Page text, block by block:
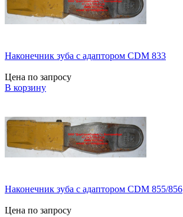
Наконечник зуба с адаптором CDM 833
Цена по запросу
В корзину
Наконечник зуба с адаптором CDM 855/856
Цена по запросу